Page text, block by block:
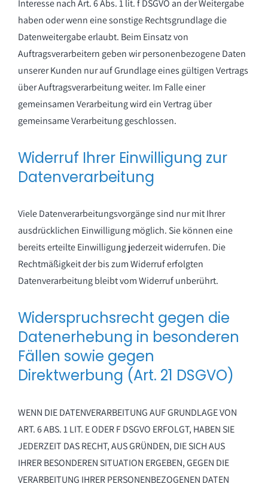
Interesse nach Art. 6 Abs. 1 lit. f DSGVO an der Weitergabe
haben oder wenn eine sonstige Rechtsgrundlage die
Datenweitergabe erlaubt. Beim Einsatz von
Auftragsverarbeitern geben wir personenbezogene Daten
unserer Kunden nur auf Grundlage eines gültigen Vertrags
über Auftragsverarbeitung weiter. Im Falle einer
gemeinsamen Verarbeitung wird ein Vertrag über
gemeinsame Verarbeitung geschlossen.
Widerruf Ihrer Einwilligung zur
Datenverarbeitung
Viele Datenverarbeitungsvorgänge sind nur mit Ihrer
ausdrücklichen Einwilligung möglich. Sie können eine
bereits erteilte Einwilligung jederzeit widerrufen. Die
Rechtmäßigkeit der bis zum Widerruf erfolgten
Datenverarbeitung bleibt vom Widerruf unberührt.
Widerspruchsrecht gegen die
Datenerhebung in besonderen
Fällen sowie gegen
Direktwerbung (Art. 21 DSGVO)
WENN DIE DATENVERARBEITUNG AUF GRUNDLAGE VON
ART. 6 ABS. 1 LIT. E ODER F DSGVO ERFOLGT, HABEN SIE
JEDERZEIT DAS RECHT, AUS GRÜNDEN, DIE SICH AUS
IHRER BESONDEREN SITUATION ERGEBEN, GEGEN DIE
VERARBEITUNG IHRER PERSONENBEZOGENEN DATEN